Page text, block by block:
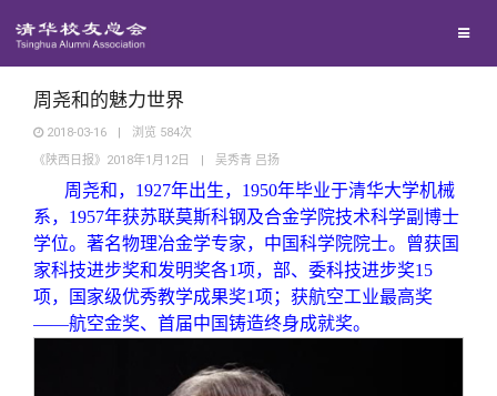
校友文苑
校友讲坛
校友视界
校友服务
周尧和的魅力世界
2018-03-16 | 浏览 584次
《陕西日报》2018年1月12日
| 吴秀青 吕扬
周尧和，1927年出生，1950年毕业于清华大学机械
系，1957年获苏联莫斯科钢及合金学院技术科学副博士
学位。著名物理冶金学专家，中国科学院院士。曾获国
家科技进步奖和发明奖各1项，部、委科技进步奖15
项，国家级优秀教学成果奖1项；获航空工业最高奖
——航空金奖、首届中国铸造终身成就奖。